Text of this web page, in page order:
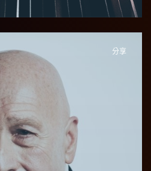
分享